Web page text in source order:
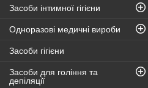
Засоби інтимної гігієни
Одноразові медичні вироби
Засоби гігієни
Засоби для гоління та
депіляції